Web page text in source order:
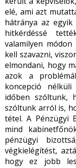
elé, ami azt
hátránya az
hitkérdéssé
valamilyen
kell szavazni,
elmondani, hogy
azok a
koncepció
időben szóltunk,
szóltunk arról is,
tétel. A Pénzügyi
mind
pénzügyi
végkielégítést,
hogy ez jobb